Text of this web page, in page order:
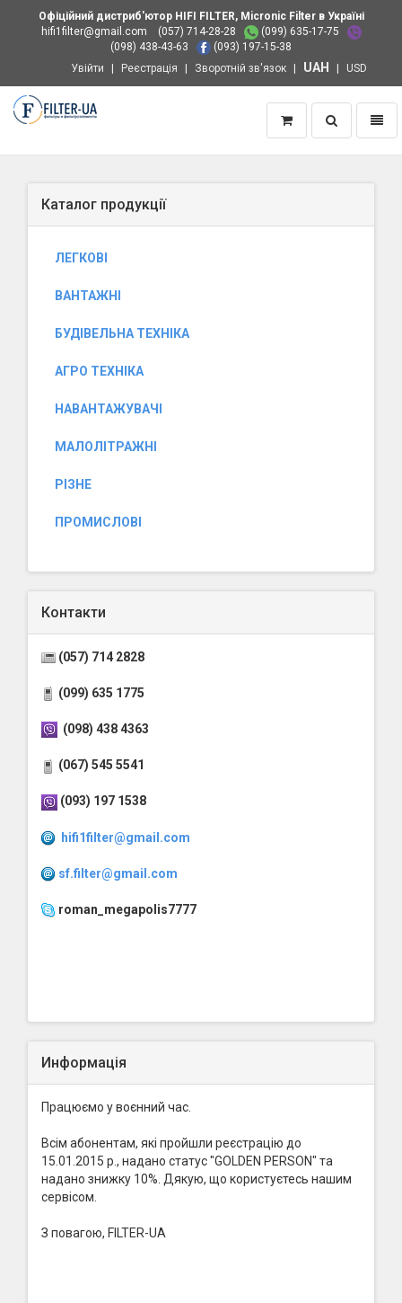
Офіційний дистриб'ютор HIFI FILTER, Micronic Filter в Україні
hifi1filter@gmail.com
(057) 714-28-28
(099) 635-17-75
(098) 438-43-63
(093) 197-15-38
Увійти
Реєстрація Зворотній зв'язок UAH USD
Пошук
Каталог продукції
ЛЕГКОВІ
ВАНТАЖНІ
БУДІВЕЛЬНА ТЕХНІКА
АГРО ТЕХНІКА
НАВАНТАЖУВАЧІ
МАЛОЛІТРАЖНІ
РІЗНЕ
ПРОМИСЛОВІ
Контакти
(057) 714 2828
(099) 635 1775
(098) 438 4363
(067) 545 5541
(093) 197 1538
hifi1filter@gmail.com
sf.filter@gmail.com
roman_megapolis7777
Информація
Працюємо у воєнний час.
Всім абонентам, які пройшли реєстрацію до
15.01.2015 р., надано статус "GOLDEN PERSON" та
надано знижку 10%. Дякую, що користуєтесь нашим
сервісом.
З повагою, FILTER-UA